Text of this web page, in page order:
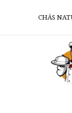
CHÁS